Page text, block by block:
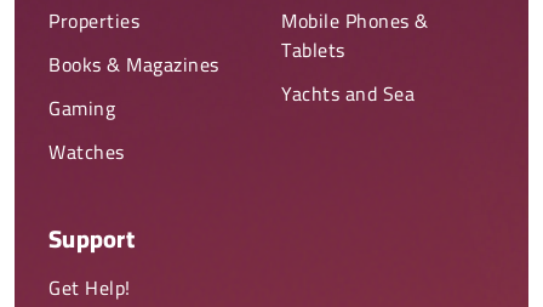
Properties
Books & Magazines
Gaming
Watches
Mobile Phones &
Tablets
Yachts and Sea
Support
Get Help!